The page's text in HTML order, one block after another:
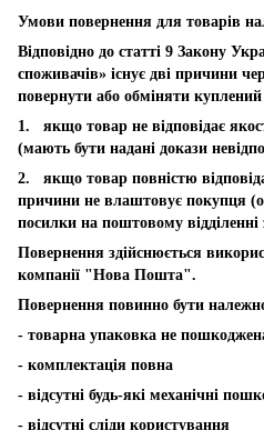
Умови повернення для товарів
Відповідно до статті 9 Закону
споживачів» існує дві причини
повернути або обміняти
1. якщо товар не відповідає
(мають бути надані докази
2. якщо товар повністю
причини не влаштовує покупця
посилки на поштовому
Повернення здійснюється
компанії "Нова Пошта".
Повернення повинно бути
- товарна упаковка не
- комплектація повна
- відсутні будь-які механічні
- відсутні сліди користування